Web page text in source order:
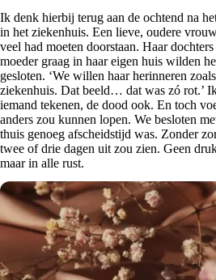
Ik denk hierbij terug aan de ochtend na
in het ziekenhuis. Een lieve, oudere
veel had moeten doorstaan. Haar
moeder graag in haar eigen huis wilden
gesloten. ‘We willen haar herinneren
ziekenhuis. Dat beeld… dat was zó rot.’
iemand tekenen, de dood ook. En toch
anders zou kunnen lopen. We besloten
thuis genoeg afscheidstijd was. Zonder
twee of drie dagen uit zou zien. Geen
maar in alle rust.